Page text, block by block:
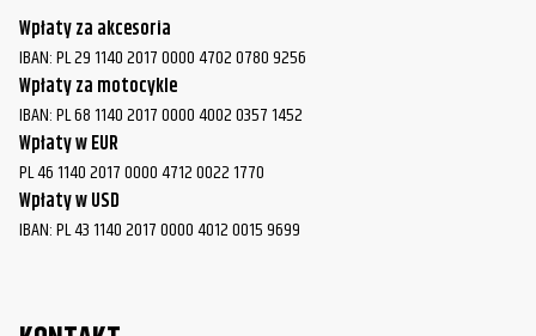
Wpłaty za akcesoria
IBAN: PL 29 1140 2017 0000 4702 0780 9256
Wpłaty za motocykle
IBAN: PL 68 1140 2017 0000 4002 0357 1452
Wpłaty w EUR
PL 46 1140 2017 0000 4712 0022 1770
Wpłaty w USD
IBAN: PL 43 1140 2017 0000 4012 0015 9699